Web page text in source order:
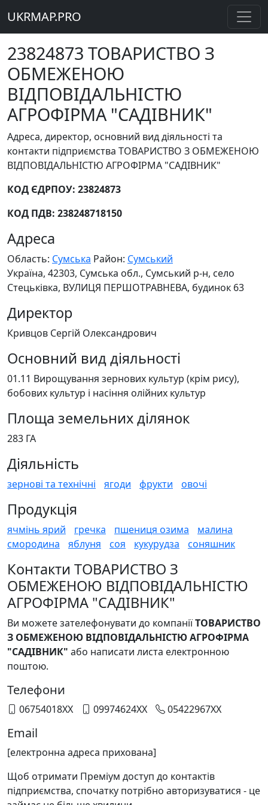
UKRMAP.PRO
23824873 ТОВАРИСТВО З
ОБМЕЖЕНОЮ
ВІДПОВІДАЛЬНІСТЮ
АГРОФІРМА "САДІВНИК"
Адреса, директор, основний вид діяльності та
контакти підприємства ТОВАРИСТВО З ОБМЕЖЕНОЮ
ВІДПОВІДАЛЬНІСТЮ АГРОФІРМА "САДІВНИК"
КОД ЄДРПОУ: 23824873
КОД ПДВ: 238248718150
Адреса
Область: Сумська Район: Сумський
Україна, 42303, Сумська обл., Сумський р-н, село
Стецьківка, ВУЛИЦЯ ПЕРШОТРАВНЕВА, будинок 63
Директор
Кривцов Сергій Олександрович
Основний вид діяльності
01.11 Вирощування зернових культур (крім рису),
бобових культур і насіння олійних культур
Площа земельних ділянок
283 ГА
Діяльність
зернові та технічні ягоди фрукти овочі
Продукція
ячмінь ярий гречка пшениця озима
малина
смородина
яблуня соя кукурудза соняшник
Контакти ТОВАРИСТВО З
ОБМЕЖЕНОЮ ВІДПОВІДАЛЬНІСТЮ
АГРОФІРМА "САДІВНИК"
Ви можете зателефонувати до компаніїТОВАРИСТВО
З ОБМЕЖЕНОЮ ВІДПОВІДАЛЬНІСТЮ АГРОФІРМА
"САДІВНИК" або написати листа електронною
поштою.
Телефони
06754018XX 09974624XX 05422967XX
Email
[електронна адреса прихована]
Щоб отримати Преміум доступ до контактів
підприємства, спочатку потрібно авторизуватися - це